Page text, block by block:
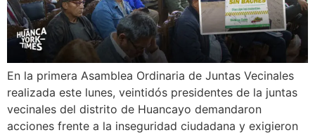
En la primera Asamblea Ordinaria de Juntas Vecinales
realizada este lunes, veintidós presidentes de la juntas
vecinales del distrito de Huancayo demandaron
acciones frente a la inseguridad ciudadana y exigieron